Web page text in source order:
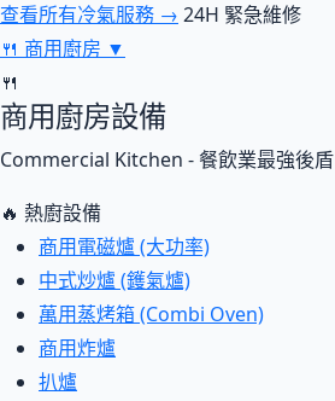
查看所有冷氣服務 → 24H 緊急維修
🍴 商用廚房 ▼
🍴
商用廚房設備
Commercial Kitchen - 餐飲業最強後盾
🔥 熱廚設備
商用電磁爐 (大功率)
中式炒爐 (鑊氣爐)
萬用蒸烤箱 (Combi Oven)
商用炸爐
扒爐